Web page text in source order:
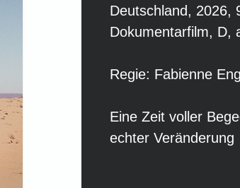
Deutschland, 2026,
Dokumentarfilm, D,
Regie: Fabienne
Eine Zeit voller
echter Veränderung